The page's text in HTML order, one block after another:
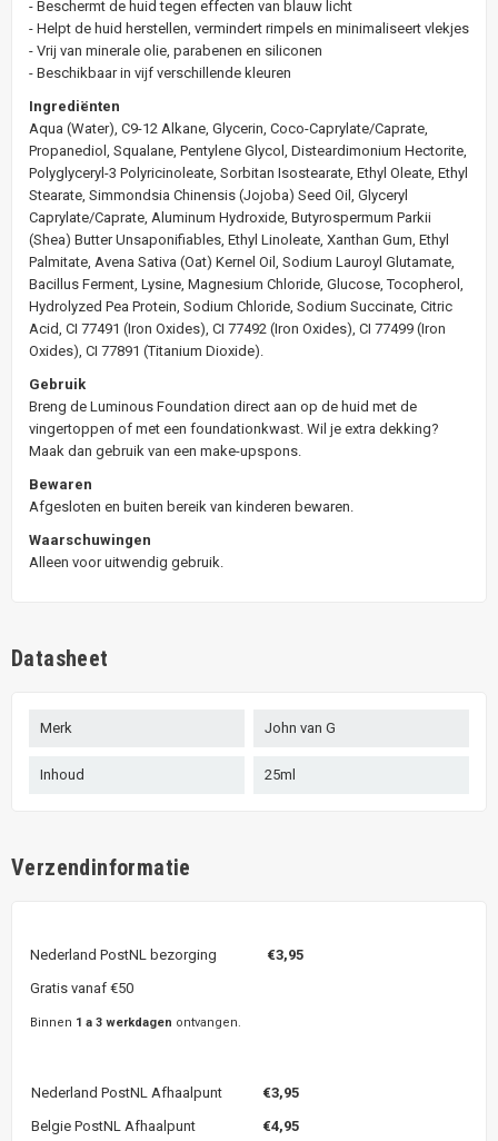
- Beschermt de huid tegen effecten van blauw licht
- Helpt de huid herstellen, vermindert rimpels en minimaliseert vlekjes
- Vrij van minerale olie, parabenen en siliconen
- Beschikbaar in vijf verschillende kleuren
Ingrediënten
Aqua (Water), C9-12 Alkane, Glycerin, Coco-Caprylate/Caprate,
Propanediol, Squalane, Pentylene Glycol, Disteardimonium Hectorite,
Polyglyceryl-3 Polyricinoleate, Sorbitan Isostearate, Ethyl Oleate, Ethyl
Stearate, Simmondsia Chinensis (Jojoba) Seed Oil, Glyceryl
Caprylate/Caprate, Aluminum Hydroxide, Butyrospermum Parkii
(Shea) Butter Unsaponifiables, Ethyl Linoleate, Xanthan Gum, Ethyl
Palmitate, Avena Sativa (Oat) Kernel Oil, Sodium Lauroyl Glutamate,
Bacillus Ferment, Lysine, Magnesium Chloride, Glucose, Tocopherol,
Hydrolyzed Pea Protein, Sodium Chloride, Sodium Succinate, Citric
Acid, CI 77491 (Iron Oxides), CI 77492 (Iron Oxides), CI 77499 (Iron
Oxides), CI 77891 (Titanium Dioxide).
Gebruik
Breng de Luminous Foundation direct aan op de huid met de
vingertoppen of met een foundationkwast. Wil je extra dekking?
Maak dan gebruik van een make-upspons.
Bewaren
Afgesloten en buiten bereik van kinderen bewaren.
Waarschuwingen
Alleen voor uitwendig gebruik.
Datasheet
Merk John van G
Inhoud 25ml
Verzendinformatie
Nederland PostNL bezorging €3,95
Gratis vanaf €50
Binnen 1 a 3 werkdagen ontvangen.
Nederland PostNL Afhaalpunt €3,95
Belgie PostNL Afhaalpunt
€4,95